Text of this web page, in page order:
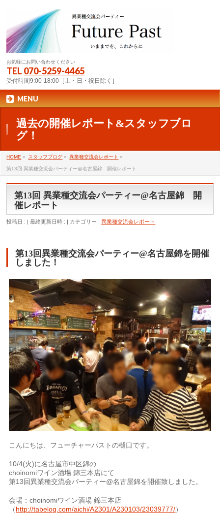
お気軽にお問い合わせください
TEL 070-5259-4465
受付時間9:00-18:00［土・日・祝日除く］
MENU
過去の開催レポート&スタッフブロ
グ！
HOME » スタッフブログ » 異業種交流会レポート »
第13回 異業種交流会パーティー@名古屋錦 開催レポート
第13回 異業種交流会パーティー@名古屋錦 開
催レポート
投稿日 : 最終更新日時 : カテゴリー :異業種交流会レポート
第13回異業種交流会パーティー@名古屋錦を開催
しました！
こんにちは、フューチャーパストの樋口です。
10/4(火)に名古屋市中区錦の
choinomiワイン酒場 錦三本店にて
第13回異業種交流会パーティー@名古屋錦を開催致しました。
会場：choinomiワイン酒場 錦三本店
（http://tabelog.com/aichi/A2301/A230103/23039777/）